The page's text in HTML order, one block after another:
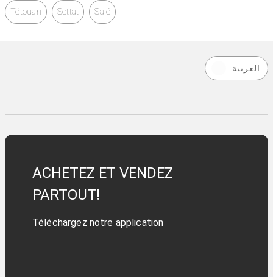
Tétouan Settat Salé
العربية
ACHETEZ ET VENDEZ
PARTOUT!
Téléchargez notre application